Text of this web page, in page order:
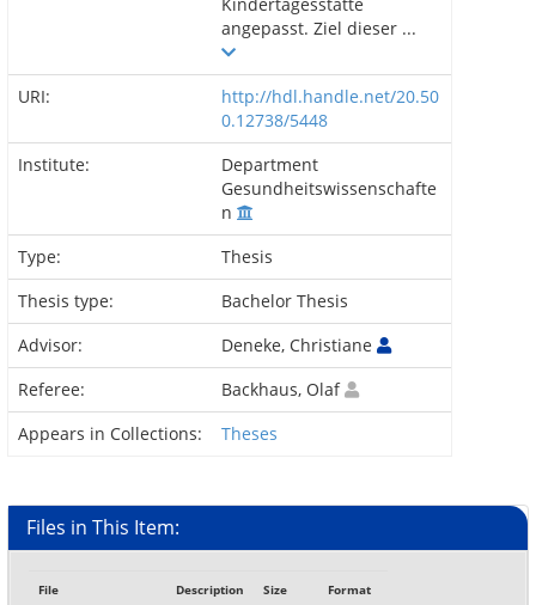
angepasst. Ziel dieser ...
URI:
http://hdl.handle.net/20.50
0.12738/5448
Institute:
Department
Gesundheitswissenschafte
n
Type:
Thesis
Thesis type:
Bachelor Thesis
Advisor:
Deneke, Christiane
Referee:
Backhaus, Olaf
Appears in Collections:
Theses
Files in This Item:
File Description Size Format